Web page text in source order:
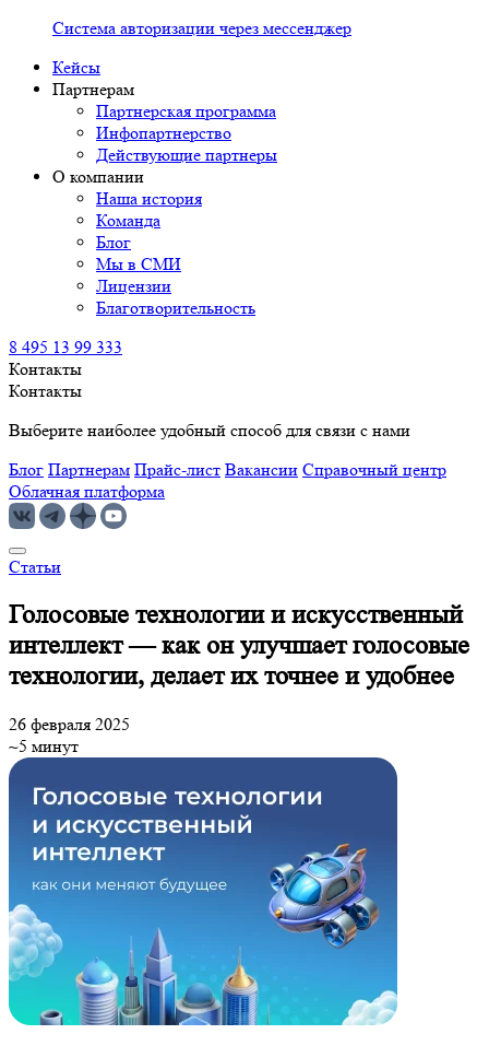
Система авторизации через мессенджер
Кейсы
Партнерам
Партнерская программа
Инфопартнерство
Действующие партнеры
О компании
Наша история
Команда
Блог
Мы в СМИ
Лицензии
Благотворительность
8 495 13 99 333
Контакты
Контакты
Выберите наиболее удобный способ для связи с нами
Блог Партнерам Прайс-лист Вакансии Справочный центр
Облачная платформа
Статьи
Голосовые технологии и искусственный
интеллект — как он улучшает голосовые
технологии, делает их точнее и удобнее
26 февраля 2025
~5 минут